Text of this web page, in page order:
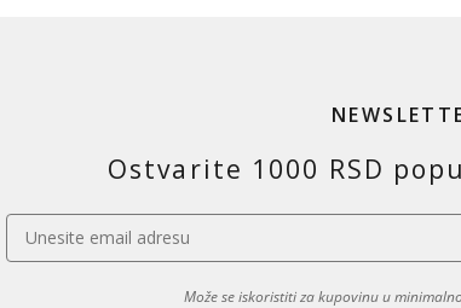
Ostvarite 1000 RSD
Može se iskoristiti za kupovinu u